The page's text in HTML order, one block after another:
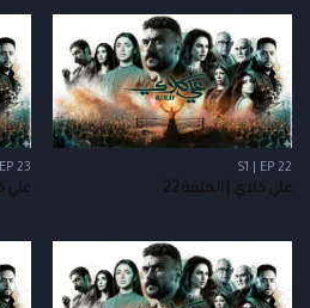
S1 | EP 22
علي كلاي | الحلقة 22
23
علي